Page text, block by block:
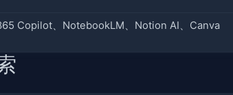
Copilot、NotebookLM、Notion AI、Canva